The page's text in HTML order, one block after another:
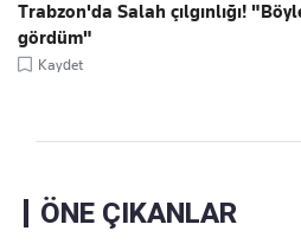
Trabzon'da Salah çılgınlığı!
gördüm"
Kaydet
ÖNE ÇIKANLAR